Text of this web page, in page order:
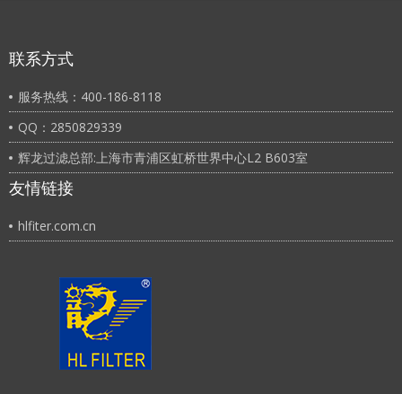
联系方式
服务热线：400-186-8118
QQ：2850829339
辉龙过滤总部:上海市青浦区虹桥世界中心L2 B603室
友情链接
hlfiter.com.cn